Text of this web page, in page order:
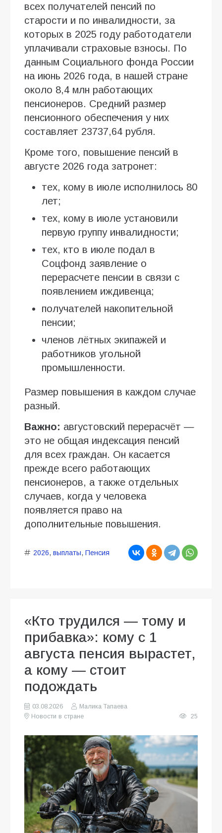
всех получателей пенсий по
старости и по инвалидности, за
которых в 2025 году работодатели
уплачивали страховые взносы. По
данным Социального фонда России
на июнь 2026 года, в нашей стране
около 8,4 млн работающих
пенсионеров. Средний размер
пенсионного обеспечения у них
составляет 23737,64 рубля.
Кроме того, повышение пенсий в
августе 2026 года затронет:
тех, кому в июле исполнилось 80
лет;
тех, кому в июле установили
первую группу инвалидности;
тех, кто в июле подал в
Соцфонд заявление о
перерасчете пенсии в связи с
появлением иждивенца;
получателей накопительной
пенсии;
членов лётных экипажей и
работников угольной
промышленности.
Размер повышения в каждом случае
разный.
Важно: августовский перерасчёт —
это не общая индексация пенсий
для всех граждан. Он касается
прежде всего работающих
пенсионеров, а также отдельных
случаев, когда у человека
появляется право на
дополнительные повышения.
2026, выплаты, Пенсия
«Кто трудился — тому и
прибавка»: кому с 1
августа пенсия вырастет,
а кому — стоит
подождать
03.08.2026
Малика Тапаева
Новости в стране
25